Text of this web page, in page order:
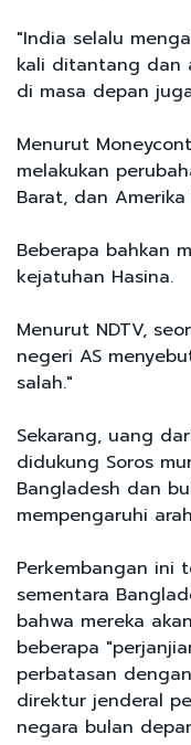
"India selalu
kali ditantang dan
di masa depan
Menurut
melakukan
Barat, dan
Beberapa bahkan
kejatuhan Hasina.
Menurut NDTV,
negeri AS
salah."
Sekarang, uang
didukung Soros
Bangladesh dan
mempengaruhi
Perkembangan ini
sementara
bahwa mereka
beberapa
perbatasan
direktur jenderal
negara bulan